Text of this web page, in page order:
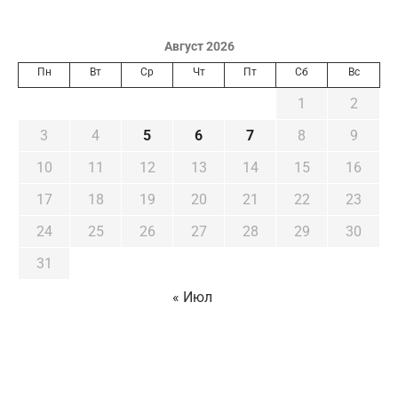
Август 2026
Пн Вт Ср Чт Пт Сб Вс
1
2
3
4 5 6 7 8
9
10
11 12 13 14 15
16
17
18 19 20 21 22
23
24
25 26 27 28 29
30
31
« Июл